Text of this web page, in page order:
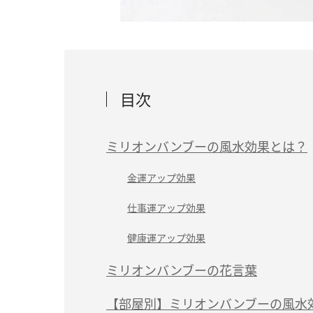
目次
ミリオンバンブーの風水効果とは？
金運アップ効果
仕事運アップ効果
健康運アップ効果
ミリオンバンブーの花言葉
【部屋別】ミリオンバンブーの風水